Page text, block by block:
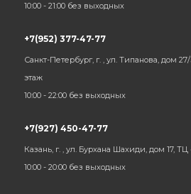
10:00 - 21:00 без выходных
+7(952) 377-47-77
Санкт-Петербург, г. , ул. Типанова, дом
этаж
10:00 - 22:00 без выходных
+7(927) 450-47-77
Казань, г. , ул. Бурхана Шахиди, дом 17,
10:00 - 20:00 без выходных